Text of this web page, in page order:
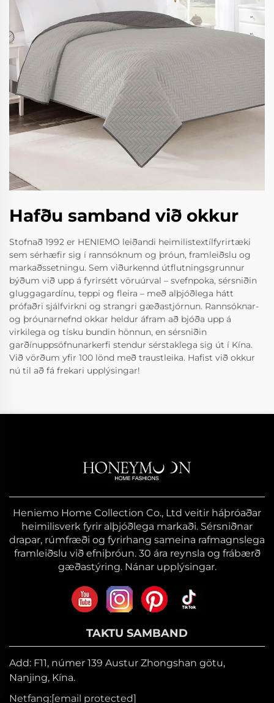
Hafðu samband við okkur
Stofnað 1992 er HENIEMO leiðandi heimilistextílfyrirtæki
sem sérhæfir sig í rannsóknum og þróun, framleiðslu og
markaðssetningu. Sem viðurkennd útflutningsgrunnur
býðum við upp á fyrirsétt vöruúrval – svefnpoka, sérsniðin
gluggagardínu, teppi og fleira – með alþjóðlega hátt
prófaðri sjálfvirkni og strangri gæðastjórnun. Rannsóknar-
og þróunarnefnd okkar heldur áfram að bjóða upp á
virkilega og tísku bundin hönnun, en sérsniðin
garðínuppsöfnunarkerfi stendur sérstaklega sig út í Kína.
Við vörðum yfir 100 lönd með traustleika. Hafist við okkur
nú til að fá frekari upplýsingar!
Heniemo Home Collection Co., Ltd veitir háþróaðar
heimilisverk fyrir alþjóðlega markaði. Sérsniðnar
drapar, rúmfræði og fyrirhang sameina rafmagnslega
framleiðslu við efniþróun. 30 ára reynsla og frábærð
gæðastýring. Nánar upplýsingar.
TAKTU SAMBAND
Add: F11, númer 139 Austur Zhongshan götu,
Nanjing, Kína.
Netfang:[email protected]